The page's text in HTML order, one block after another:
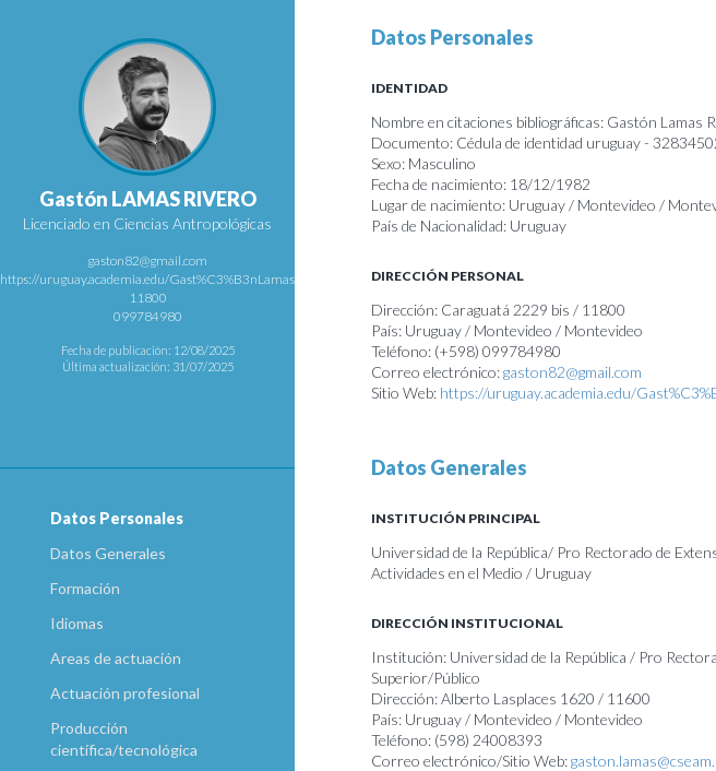
Gastón LAMAS RIVERO
Licenciado en Ciencias Antropológicas
gaston82@gmail.com
https://uruguay.academia.edu/Gast%C3%B3nLamasRivero
11800
099784980
Fecha de publicación: 12/08/2025
Última actualización: 31/07/2025
Datos Personales
Datos Generales
Formación
Idiomas
Areas de actuación
Actuación profesional
Producción
científica/tecnológica
Datos Personales
IDENTIDAD
Nombre en citaciones bibliográficas: Gastón Lamas
Documento: Cédula de identidad uruguay -
Sexo: Masculino
Fecha de nacimiento: 18/12/1982
Lugar de nacimiento: Uruguay / Montevideo /
País de Nacionalidad: Uruguay
DIRECCIÓN PERSONAL
Dirección: Caraguatá 2229 bis / 11800
País: Uruguay / Montevideo / Montevideo
Teléfono: (+598) 099784980
Correo electrónico:gaston82@gmail.com
Sitio Web: https://uruguay.academia.edu/
Datos Generales
INSTITUCIÓN PRINCIPAL
Universidad de la República/ Pro Rectorado de
Actividades en el Medio / Uruguay
DIRECCIÓN INSTITUCIONAL
Institución: Universidad de la República / Pro
Superior/Público
Dirección: Alberto Lasplaces 1620 / 11600
País: Uruguay / Montevideo / Montevideo
Teléfono: (598) 24008393
Correo electrónico/Sitio Web: